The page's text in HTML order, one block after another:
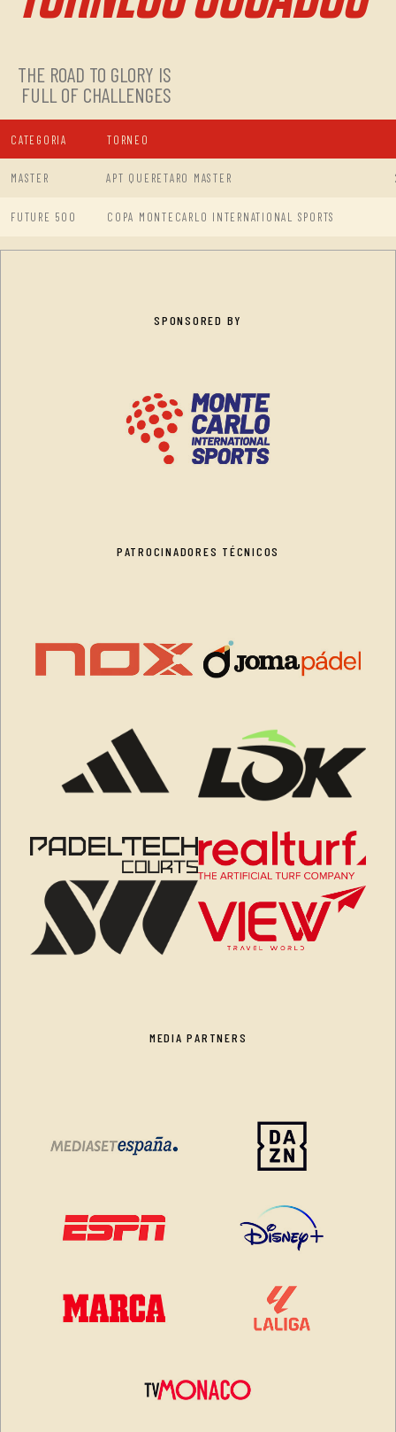
THE ROAD TO GLORY IS
FULL OF CHALLENGES
CATEGORIA TORNEO
MASTER APT QUERETARO MASTER
FUTURE 500 COPA MONTECARLO INTERNATIONAL SPORTS
SPONSORED BY
PATROCINADORES TÉCNICOS
MEDIA PARTNERS